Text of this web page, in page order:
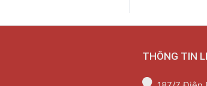
THÔNG TIN